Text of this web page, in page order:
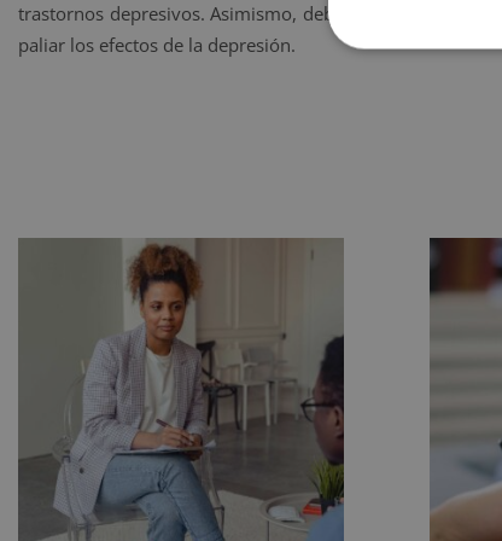
trastornos depresivos. Asimismo, deberá conocer los
paliar los efectos de la depresión.